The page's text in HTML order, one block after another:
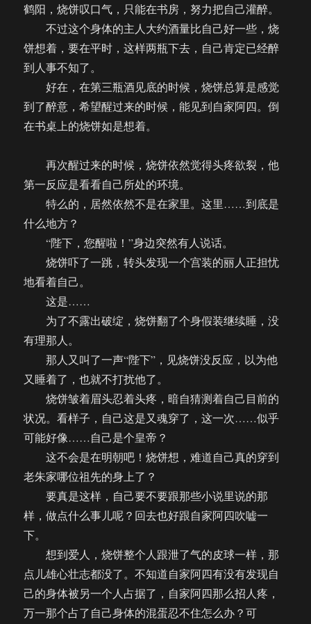
鹤阳，烧饼叹口气，只能在书房，努力把自己灌醉。
不过这个身体的主人大约酒量比自己好一些，烧
饼想着，要在平时，这样两瓶下去，自己肯定已经醉
到人事不知了。
好在，在第三瓶酒见底的时候，烧饼总算是感觉
到了醉意，希望醒过来的时候，能见到自家阿四。倒
在书桌上的烧饼如是想着。
再次醒过来的时候，烧饼依然觉得头疼欲裂，他
第一反应是看看自己所处的环境。
特么的，居然依然不是在家里。这里……到底是
什么地方？
“陛下，您醒啦！”身边突然有人说话。
烧饼吓了一跳，转头发现一个宫装的丽人正担忧
地看着自己。
这是……
为了不露出破绽，烧饼翻了个身假装继续睡，没
有理那人。
那人又叫了一声“陛下”，见烧饼没反应，以为他
又睡着了，也就不打扰他了。
烧饼皱着眉头忍着头疼，暗自猜测着自己目前的
状况。看样子，自己这是又魂穿了，这一次……似乎
可能好像……自己是个皇帝？
这不会是在明朝吧！烧饼想，难道自己真的穿到
老朱家哪位祖先的身上了？
要真是这样，自己要不要跟那些小说里说的那
样，做点什么事儿呢？回去也好跟自家阿四吹嘘一
下。
想到爱人，烧饼整个人跟泄了气的皮球一样，那
点儿雄心壮志都没了。不知道自家阿四有没有发现自
己的身体被另一个人占据了，自家阿四那么招人疼，
万一那个占了自己身体的混蛋忍不住怎么办？可